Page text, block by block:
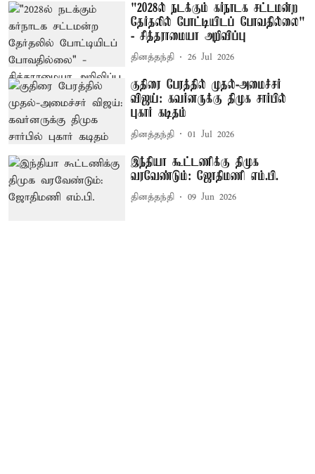
"2028ல் நடக்கும் கர்நாடக சட்டமன்ற
தேர்தலில் போட்டியிடப் போவதில்லை"
- சித்தராமையா அறிவிப்பு
தினத்தந்தி 26 Jul 2026
குதிரை பேரத்தில் முதல்-அமைச்சர்
விஜய்: கவர்னருக்கு திமுக சார்பில்
புகார் கடிதம்
தினத்தந்தி 01 Jul 2026
இந்தியா கூட்டணிக்கு திமுக
வரவேண்டும்: ஜோதிமணி எம்.பி.
தினத்தந்தி 09 Jun 2026